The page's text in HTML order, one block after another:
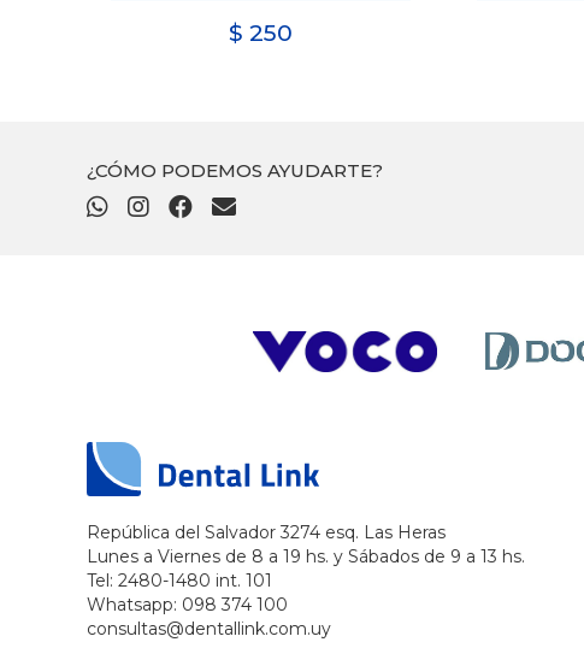
$ 250
¿CÓMO PODEMOS AYUDARTE?
República del Salvador 3274 esq. Las Heras
Lunes a Viernes de 8 a 19 hs. y Sábados de 9 a 13 hs.
Tel: 2480-1480 int. 101
Whatsapp: 098 374 100
consultas@dentallink.com.uy